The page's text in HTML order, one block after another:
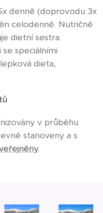
denně (doprovodu 3x
celodenně. Nutričně
dietní sestra.
speciálními
dieta,
v průběhu
stanoveny a s
.